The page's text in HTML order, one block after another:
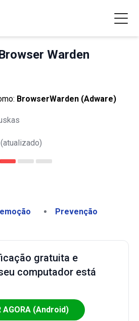
Warden
BrowserWarden (Adware)
(atualizado)
Prevenção
gratuita e
computador está
AGORA (Android)